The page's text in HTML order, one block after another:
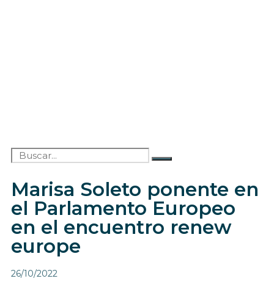
Marisa Soleto ponente en
el Parlamento Europeo
en el encuentro renew
europe
26/10/2022